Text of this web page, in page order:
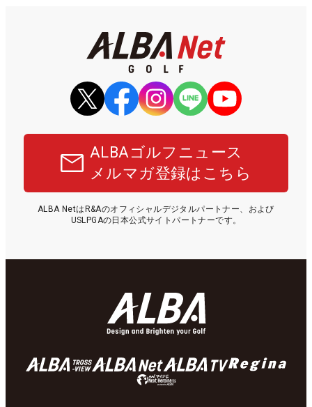
ALBAゴルフニュース
メルマガ登録はこちら
ALBA NetはR&Aのオフィシャルデジタルパートナー、および
USLPGAの日本公式サイトパートナーです。